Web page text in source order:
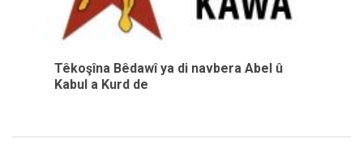
Têkoşîna Bêdawî ya di navbera Abel û
Kabul a Kurd de